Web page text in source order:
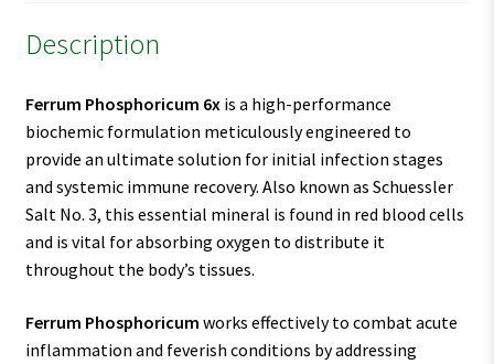
Description
Ferrum Phosphoricum 6xis a high-performance
biochemic formulation meticulously engineered to
provide an ultimate solution for initial infection stages
and systemic immune recovery. Also known as Schuessler
Salt No. 3, this essential mineral is found in red blood cells
and is vital for absorbing oxygen to distribute it
throughout the body’s tissues.
Ferrum Phosphoricum works effectively to combat acute
inflammation and feverish conditions by addressing